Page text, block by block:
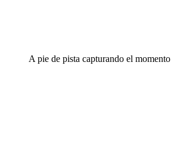
A pie de pista capturando el momento